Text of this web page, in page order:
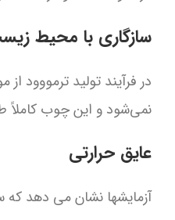
سازگاری با محیط
در فرآیند تولید ترمووود
نمی‌شود و این چوب
عایق حرارتی
آزمایشها نشان می دهد